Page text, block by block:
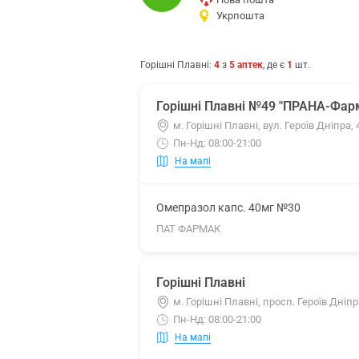
Укрпошта
Горішні Плавні: 4 з 5 аптек, де є 1 шт.
Горішні Плавні №49 "ПРАНА-
м. Горішні Плавні, вул. Героїв Дніпра,
Пн-Нд: 08:00-21:00
На мапі
Омепразол капс. 40мг №30
ПАТ ФАРМАК
Горішні Плавні
м. Горішні Плавні, просп. Героїв
Пн-Нд: 08:00-21:00
На мапі